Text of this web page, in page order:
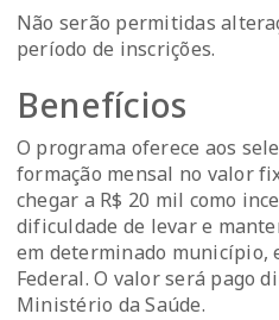
Não serão permitidas
período de inscrições.
Benefícios
O programa oferece aos
formação mensal no valor
chegar a R$ 20 mil como
dificuldade de levar e
em determinado município,
Federal. O valor será pago
Ministério da Saúde.